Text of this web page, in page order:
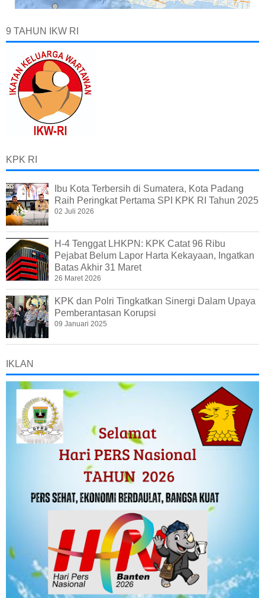
9 TAHUN IKW RI
KPK RI
Ibu Kota Terbersih di Sumatera, Kota Padang
Raih Peringkat Pertama SPI KPK RI Tahun 2025
02 Juli 2026
H-4 Tenggat LHKPN: KPK Catat 96 Ribu
Pejabat Belum Lapor Harta Kekayaan, Ingatkan
Batas Akhir 31 Maret
26 Maret 2026
KPK dan Polri Tingkatkan Sinergi Dalam Upaya
Pemberantasan Korupsi
09 Januari 2025
IKLAN